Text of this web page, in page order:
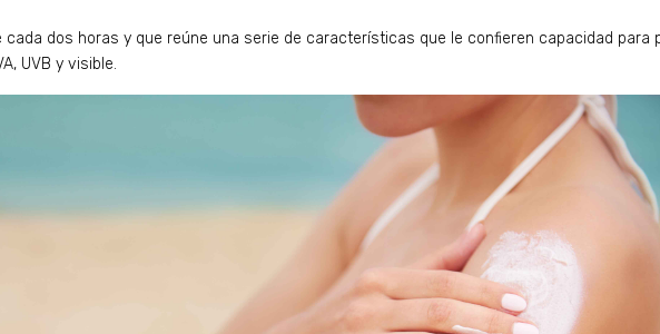
dos horas y que reúne una serie de características que le confieren capacidad para
UVB y visible.